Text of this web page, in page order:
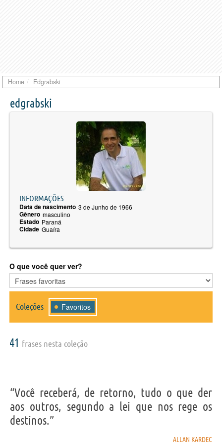
Home Edgrabski
edgrabski
INFORMAÇÕES
Data de nascimento 3 de Junho de 1966
Gênero masculino
Estado Paraná
Cidade Guaíra
O que você quer ver?
Coleções Favoritos
41 frases nesta coleção
“Você receberá, de retorno, tudo o que der
aos outros, segundo a lei que nos rege os
destinos.”
ALLAN KARDEC